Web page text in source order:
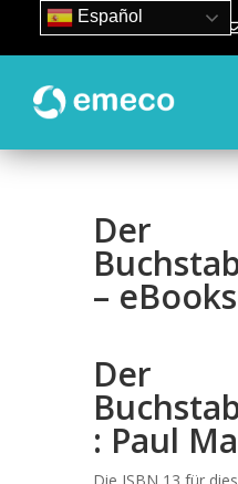
93 840 50 80
Der
– eBooks
Der
: Paul
Español